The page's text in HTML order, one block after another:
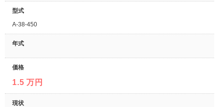
型式
A-38-450
年式
価格
1.5 万円
現状